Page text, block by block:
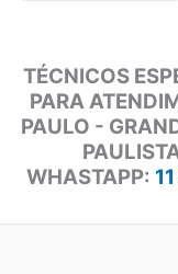
TÉCNICOS
PARA
PAULO -
WHASTAPP: